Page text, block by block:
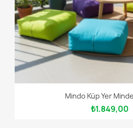
Mindo Küp Yer
₺1.849,00